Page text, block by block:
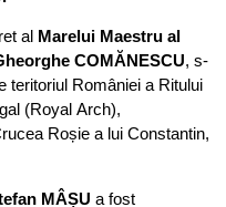
al Marelui Maestru al
COMĂNESCU, s-
teritoriul României a Ritului
(Royal Arch),
Roșie a lui Constantin,
MÂȘU a fost